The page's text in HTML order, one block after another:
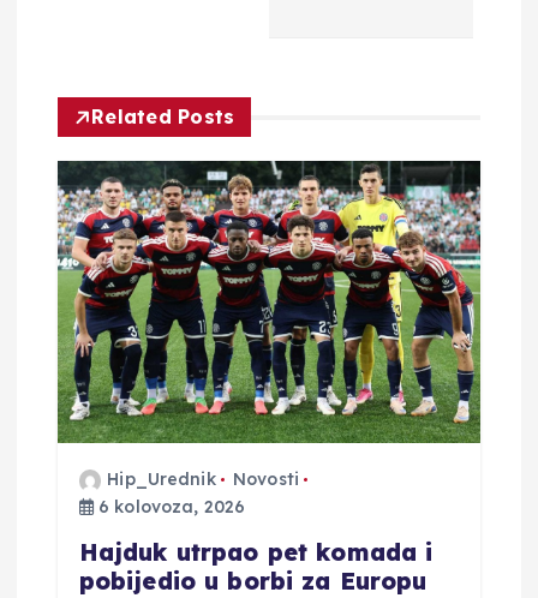
c
a
o
b
Related Posts
Hip_Urednik
Novosti
6 kolovoza, 2026
Hajduk utrpao pet komada i
pobijedio u borbi za Europu